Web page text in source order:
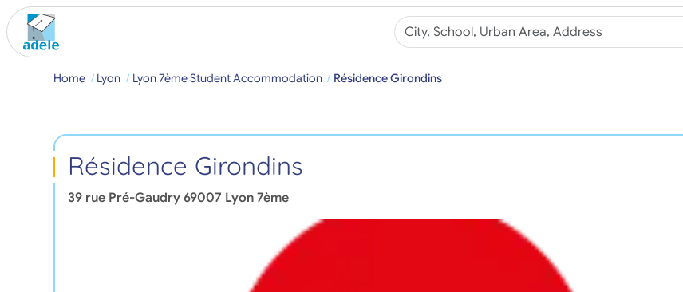
Home Lyon Lyon 7ème Student Accommodation Résidence Girondins
Résidence Girondins
39 rue Pré-Gaudry 69007 Lyon 7ème